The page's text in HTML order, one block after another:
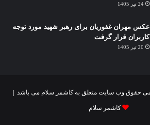
24 تیر 1405
عکس مهران غفوریان برای رهبر شهید مورد توجه
کاربران قرار گرفت
20 تیر 1405
کاشمر سلام